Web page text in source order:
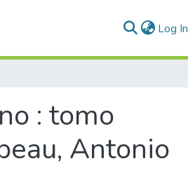
Log In
: tomo
Antonio